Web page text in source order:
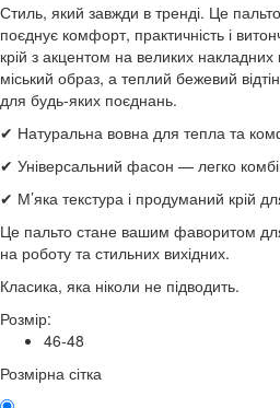
Стиль, який завжди в тренді. Це
поєднує комфорт, практичність і
крій з акцентом на великих
міський образ, а теплий бежевий
для будь-яких поєднань.
✔ Натуральна вовна для тепла та
✔ Універсальний фасон — легко
✔ М’яка текстура і продуманий крій
Це пальто стане вашим фаворитом
на роботу та стильних вихідних.
Класика, яка ніколи не підводить.
Розмір:
46-48
Розмірна сітка